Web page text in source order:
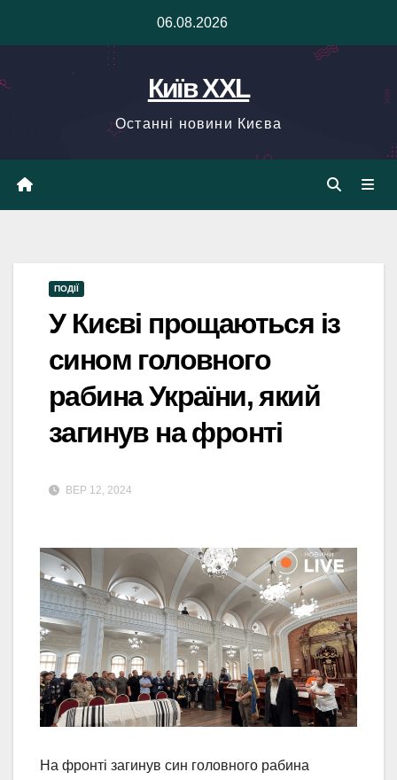
06.08.2026
Київ XXL
Останні новини Києва
ПОДІЇ
У Києві прощаються із
сином головного
рабина України, який
загинув на фронті
ВЕР 12, 2024
На фронті загинув син головного рабина